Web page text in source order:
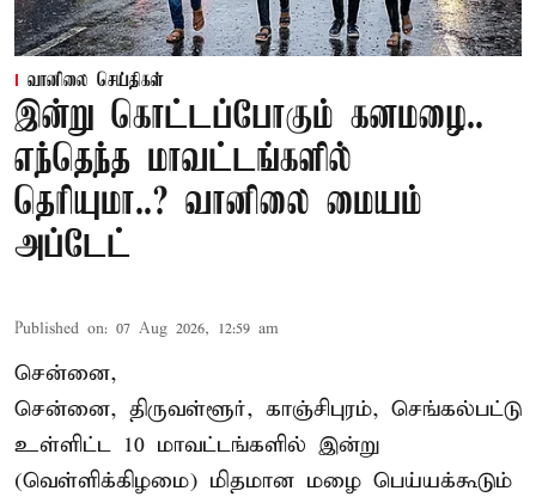
வானிலை செய்திகள்
இன்று கொட்டப்போகும் கனமழை..
எந்தெந்த மாவட்டங்களில்
தெரியுமா..? வானிலை மையம்
அப்டேட்
Published on: 07 Aug 2026, 12:59 am
சென்னை,
சென்னை, திருவள்ளூர், காஞ்சிபுரம், செங்கல்பட்டு
உள்ளிட்ட 10 மாவட்டங்களில் இன்று
(வெள்ளிக்கிழமை) மிதமான மழை பெய்யக்கூடும்